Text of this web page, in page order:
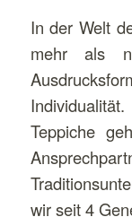
In der Welt
mehr als
Teppiche
wir seit 4